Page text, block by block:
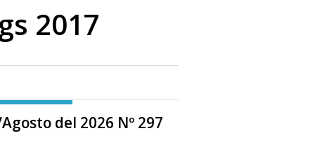
2017
del 2026 Nº 297